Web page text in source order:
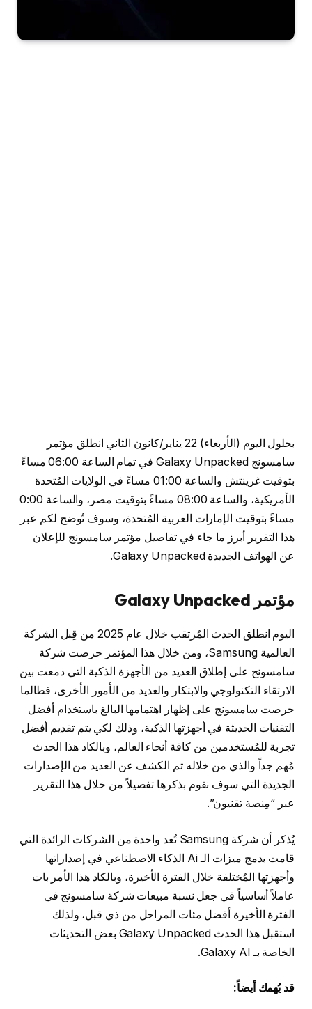
بحلول اليوم (الأربعاء) 22 يناير/كانون الثاني انطلق مؤتمر
سامسونج Galaxy Unpacked في تمام الساعة 06:00 مساءً
بتوقيت غرينتش والساعة 01:00 مساءً في الولايات المُتحدة
الأمريكية، والساعة 08:00 مساءً بتوقيت مصر، والساعة 0:00
مساءً بتوقيت الإمارات العربية المُتحدة، وسوف نُوضح لكم عبر
هذا التقرير أبرز ما جاء في تفاصيل مؤتمر سامسونج للإعلان
عن الهواتف الجديدة Galaxy Unpacked.
مؤتمر Galaxy Unpacked
اليوم انطلق الحدث المُرتقب خلال عام 2025 من قِبل الشركة
العالمية Samsung، ومن خلال هذا المؤتمر حرصت شركة
سامسونج على إطلاق العديد من الأجهزة الذكية التي دمعت بين
الارتقاء التكنولوجي والابتكار والعديد من الأمور الأخرى، فطالما
حرصت سامسونج على إظهار اهتمامها البالغ باستخدام أفضل
التقنيات الحديثة في أجهزتها الذكية، وذلك لكي يتم تقديم أفضل
تجربة للمُستخدمين من كافة أنحاء العالم، وبالكاد هذا الحدث
مُهم جداً والذي من خلاله تم الكشف عن العديد من الإصدارات
الجديدة التي سوف نقوم بذكرها تفصيلاً من خلال هذا التقرير
عبر “مِنصة تقنيون”.
يُذكر أن شركة Samsung تُعد واحدة من الشركات الرائدة التي
قامت بدمج ميزات الـ Ai الذكاء الاصطناعي في إصداراتها
وأجهزتها المُختلفة خلال الفترة الأخيرة، وبالكاد هذا الأمر بات
عاملاً أساسياً في جعل نسبة مبيعات شركة سامسونج في
الفترة الأخيرة أفضل مئات المراحل من ذي قبل، ولذلك
استقبل هذا الحدث Galaxy Unpacked بعض التحديثات
الخاصة بـ Galaxy AI.
قد يُهمك أيضاً: